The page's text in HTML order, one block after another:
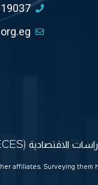
affiliates. Surveying them